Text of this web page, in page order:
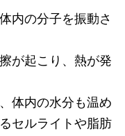
内の分子を振動さ
が起こり、熱が発
体内の水分も温め
セルライトや脂肪